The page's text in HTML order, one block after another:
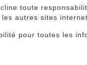
toute
autres sites
pour toutes les